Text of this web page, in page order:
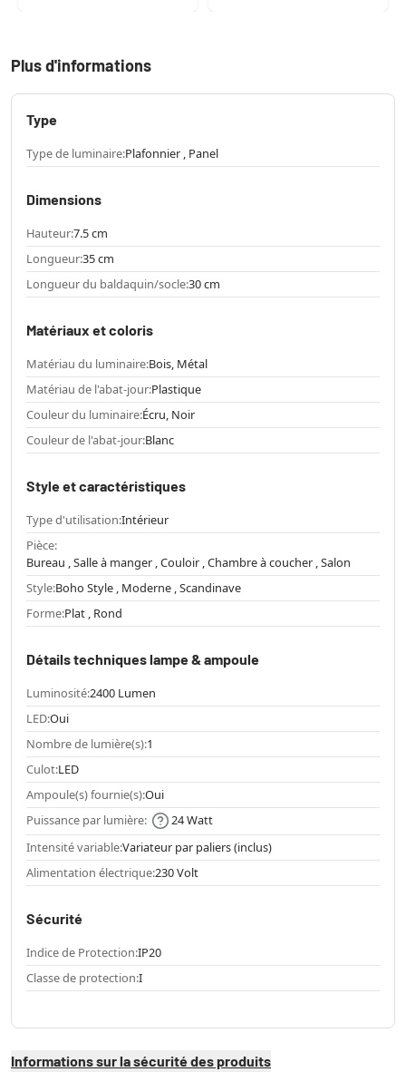
Plus d'informations
Type
Type de luminaire:Plafonnier , Panel
Dimensions
Hauteur:7.5 cm
Longueur:35 cm
Longueur du baldaquin/socle:30 cm
Matériaux et coloris
Matériau du luminaire:Bois, Métal
Matériau de l'abat-jour:Plastique
Couleur du luminaire:Écru, Noir
Couleur de l'abat-jour:Blanc
Style et caractéristiques
Type d'utilisation:Intérieur
Pièce:
Bureau , Salle à manger , Couloir , Chambre à coucher , Salon
Style:Boho Style , Moderne , Scandinave
Forme:Plat , Rond
Détails techniques lampe & ampoule
Luminosité:2400 Lumen
LED:Oui
Nombre de lumière(s):1
Culot:LED
Ampoule(s) fournie(s):Oui
Puissance par lumière:
24 Watt
Intensité variable:Variateur par paliers (inclus)
Alimentation électrique:230 Volt
Sécurité
Indice de Protection:IP20
Classe de protection:I
Informations sur la sécurité des produits